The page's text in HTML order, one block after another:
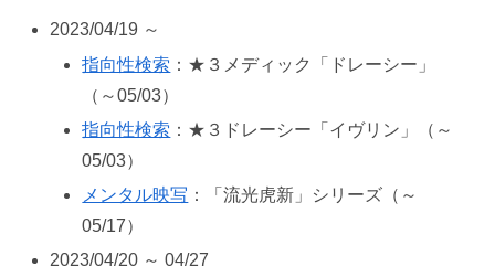
2023/04/19 ～
指向性検索 ：★３メディック「ドレーシー」
（～05/03）
指向性検索 ：★３ドレーシー「イヴリン」（～
05/03）
メンタル映写 ：「流光虎新」シリーズ（～
05/17）
2023/04/20 ～ 04/27